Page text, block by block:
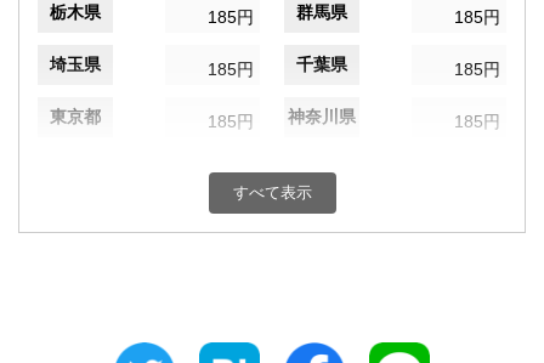
栃木県 185円 群馬県 185円
埼玉県 185円 千葉県 185円
東京都 185円 神奈川県 185円
185円 富山県
すべて表示